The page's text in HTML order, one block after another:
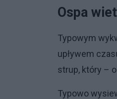
Ospa
Typowym
upływem
strup, który –
Typowo